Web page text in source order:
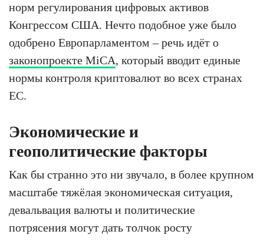
норм регулирования цифровых активов
Конгрессом США. Нечто подобное уже было
одобрено Европарламентом – речь идёт о
законопроекте MiCA, который вводит единые
нормы контроля криптовалют во всех странах
ЕС.
Экономические и
геополитические факторы
Как бы странно это ни звучало, в более крупном
масштабе тяжёлая экономическая ситуация,
девальвация валюты и политические
потрясения могут дать толчок росту